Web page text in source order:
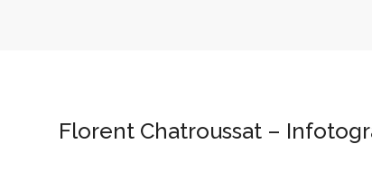
Florent Chatroussat –